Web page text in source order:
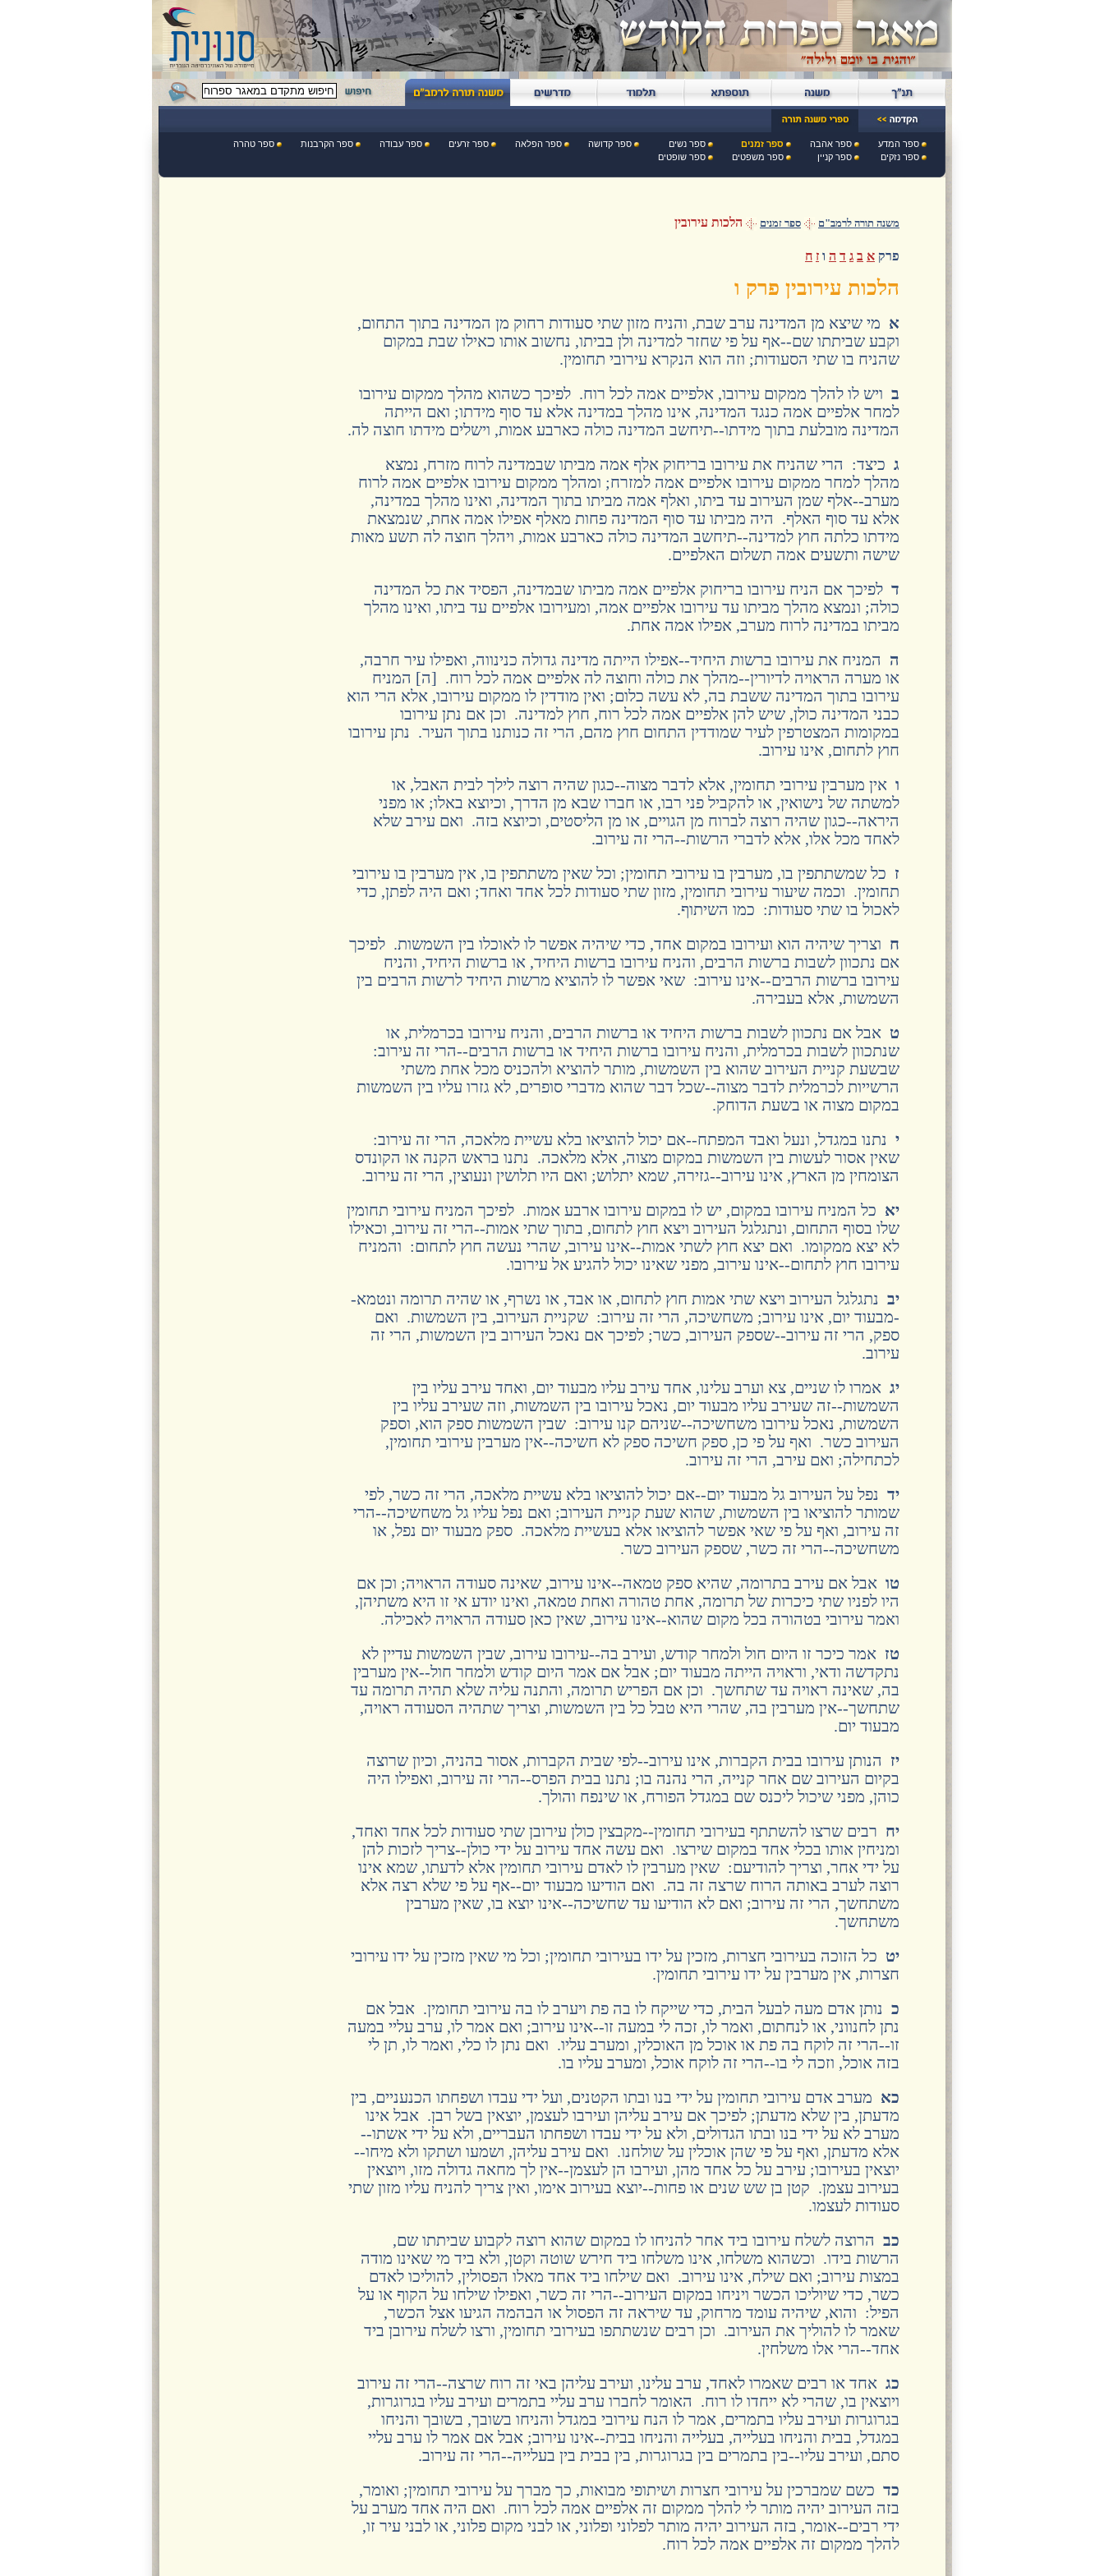
ספר המדע ספר אהבה ספר זמנים ספר נשים ספר קדושה ספר הפלאה ספר זרעים ספר עבודה ספר הקרבנות
ספר טהרה
ספר נזקים
ספר קניין ספר משפטים ספר שופטים
משנה תורה לרמב"ם ספר זמנים הלכות עירובין
פרק א ב ג ד ה ו ז ח
הלכות עירובין פרק ו
א מי שיצא מן המדינה ערב שבת, והניח מזון שתי סעודות רחוק מן המדינה בתוך התחום,
וקבע שביתתו שם--אף על פי שחזר למדינה ולן בביתו, נחשוב אותו כאילו שבת במקום
שהניח בו שתי הסעודות; וזה הוא הנקרא עירובי תחומין.
ב ויש לו להלך ממקום עירובו, אלפיים אמה לכל רוח. לפיכך כשהוא מהלך ממקום עירובו
למחר אלפיים אמה כנגד המדינה, אינו מהלך במדינה אלא עד סוף מידתו; ואם הייתה
המדינה מובלעת בתוך מידתו--תיחשב המדינה כולה כארבע אמות, וישלים מידתו חוצה לה.
ג כיצד: הרי שהניח את עירובו בריחוק אלף אמה מביתו שבמדינה לרוח מזרח, נמצא
מהלך למחר ממקום עירובו אלפיים אמה למזרח; ומהלך ממקום עירובו אלפיים אמה לרוח
מערב--אלף שמן העירוב עד ביתו, ואלף אמה מביתו בתוך המדינה, ואינו מהלך במדינה,
אלא עד סוף האלף. היה מביתו עד סוף המדינה פחות מאלף אפילו אמה אחת, שנמצאת
מידתו כלתה חוץ למדינה--תיחשב המדינה כולה כארבע אמות, ויהלך חוצה לה תשע מאות
שישה ותשעים אמה תשלום האלפיים.
ד לפיכך אם הניח עירובו בריחוק אלפיים אמה מביתו שבמדינה, הפסיד את כל המדינה
כולה; ונמצא מהלך מביתו עד עירובו אלפיים אמה, ומעירובו אלפיים עד ביתו, ואינו מהלך
מביתו במדינה לרוח מערב, אפילו אמה אחת.
ה המניח את עירובו ברשות היחיד--אפילו הייתה מדינה גדולה כנינווה, ואפילו עיר חרבה,
או מערה הראויה לדיורין--מהלך את כולה וחוצה לה אלפיים אמה לכל רוח. [ה] המניח
עירובו בתוך המדינה ששבת בה, לא עשה כלום; ואין מודדין לו ממקום עירובו, אלא הרי הוא
כבני המדינה כולן, שיש להן אלפיים אמה לכל רוח, חוץ למדינה. וכן אם נתן עירובו
במקומות המצטרפין לעיר שמודדין התחום חוץ מהם, הרי זה כנותנו בתוך העיר. נתן עירובו
חוץ לתחום, אינו עירוב.
ו אין מערבין עירובי תחומין, אלא לדבר מצוה--כגון שהיה רוצה לילך לבית האבל, או
למשתה של נישואין, או להקביל פני רבו, או חברו שבא מן הדרך, וכיוצא באלו; או מפני
היראה--כגון שהיה רוצה לברוח מן הגויים, או מן הליסטים, וכיוצא בזה. ואם עירב שלא
לאחד מכל אלו, אלא לדברי הרשות--הרי זה עירוב.
ז כל שמשתתפין בו, מערבין בו עירובי תחומין; וכל שאין משתתפין בו, אין מערבין בו עירובי
תחומין. וכמה שיעור עירובי תחומין, מזון שתי סעודות לכל אחד ואחד; ואם היה לפתן, כדי
לאכול בו שתי סעודות: כמו השיתוף.
ח וצריך שיהיה הוא ועירובו במקום אחד, כדי שיהיה אפשר לו לאוכלו בין השמשות. לפיכך
אם נתכוון לשבות ברשות הרבים, והניח עירובו ברשות היחיד, או ברשות היחיד, והניח
עירובו ברשות הרבים--אינו עירוב: שאי אפשר לו להוציא מרשות היחיד לרשות הרבים בין
השמשות, אלא בעבירה.
ט אבל אם נתכוון לשבות ברשות היחיד או ברשות הרבים, והניח עירובו בכרמלית, או
שנתכוון לשבות בכרמלית, והניח עירובו ברשות היחיד או ברשות הרבים--הרי זה עירוב:
שבשעת קניית העירוב שהוא בין השמשות, מותר להוציא ולהכניס מכל אחת משתי
הרשייות לכרמלית לדבר מצוה--שכל דבר שהוא מדברי סופרים, לא גזרו עליו בין השמשות
במקום מצוה או בשעת הדוחק.
י נתנו במגדל, ונעל ואבד המפתח--אם יכול להוציאו בלא עשיית מלאכה, הרי זה עירוב:
שאין אסור לעשות בין השמשות במקום מצוה, אלא מלאכה. נתנו בראש הקנה או הקונדס
הצומחין מן הארץ, אינו עירוב--גזירה, שמא יתלוש; ואם היו תלושין ונעוצין, הרי זה עירוב.
יא כל המניח עירובו במקום, יש לו במקום עירובו ארבע אמות. לפיכך המניח עירובי תחומין
שלו בסוף התחום, ונתגלגל העירוב ויצא חוץ לתחום, בתוך שתי אמות--הרי זה עירוב, וכאילו
לא יצא ממקומו. ואם יצא חוץ לשתי אמות--אינו עירוב, שהרי נעשה חוץ לתחום: והמניח
עירובו חוץ לתחום--אינו עירוב, מפני שאינו יכול להגיע אל עירובו.
יב נתגלגל העירוב ויצא שתי אמות חוץ לתחום, או אבד, או נשרף, או שהיה תרומה ונטמא-
-מבעוד יום, אינו עירוב; משחשיכה, הרי זה עירוב: שקניית העירוב, בין השמשות. ואם
ספק, הרי זה עירוב--שספק העירוב, כשר; לפיכך אם נאכל העירוב בין השמשות, הרי זה
עירוב.
יג אמרו לו שניים, צא וערב עלינו, אחד עירב עליו מבעוד יום, ואחד עירב עליו בין
השמשות--זה שעירב עליו מבעוד יום, נאכל עירובו בין השמשות, וזה שעירב עליו בין
השמשות, נאכל עירובו משחשיכה--שניהם קנו עירוב: שבין השמשות ספק הוא, וספק
העירוב כשר. ואף על פי כן, ספק חשיכה ספק לא חשיכה--אין מערבין עירובי תחומין,
לכתחילה; ואם עירב, הרי זה עירוב.
יד נפל על העירוב גל מבעוד יום--אם יכול להוציאו בלא עשיית מלאכה, הרי זה כשר, לפי
שמותר להוציאו בין השמשות, שהוא שעת קניית העירוב; ואם נפל עליו גל משחשיכה--הרי
זה עירוב, ואף על פי שאי אפשר להוציאו אלא בעשיית מלאכה. ספק מבעוד יום נפל, או
משחשיכה--הרי זה כשר, שספק העירוב כשר.
טו אבל אם עירב בתרומה, שהיא ספק טמאה--אינו עירוב, שאינה סעודה הראויה; וכן אם
היו לפניו שתי כיכרות של תרומה, אחת טהורה ואחת טמאה, ואינו יודע אי זו היא משתיהן,
ואמר עירובי בטהורה בכל מקום שהוא--אינו עירוב, שאין כאן סעודה הראויה לאכילה.
טז אמר כיכר זו היום חול ולמחר קודש, ועירב בה--עירובו עירוב, שבין השמשות עדיין לא
נתקדשה ודאי, וראויה הייתה מבעוד יום; אבל אם אמר היום קודש ולמחר חול--אין מערבין
בה, שאינה ראויה עד שתחשך. וכן אם הפריש תרומה, והתנה עליה שלא תהיה תרומה עד
שתחשך--אין מערבין בה, שהרי היא טבל כל בין השמשות, וצריך שתהיה הסעודה ראויה,
מבעוד יום.
יז הנותן עירובו בבית הקברות, אינו עירוב--לפי שבית הקברות, אסור בהניה, וכיון שרוצה
בקיום העירוב שם אחר קנייה, הרי נהנה בו; נתנו בבית הפרס--הרי זה עירוב, ואפילו היה
כוהן, מפני שיכול ליכנס שם במגדל הפורח, או שינפח והולך.
יח רבים שרצו להשתתף בעירובי תחומין--מקבצין כולן עירובן שתי סעודות לכל אחד ואחד,
ומניחין אותו בכלי אחד במקום שירצו. ואם עשה אחד עירוב על ידי כולן--צריך לזכות להן
על ידי אחר, וצריך להודיעם: שאין מערבין לו לאדם עירובי תחומין אלא לדעתו, שמא אינו
רוצה לערב באותה הרוח שרצה זה בה. ואם הודיעו מבעוד יום--אף על פי שלא רצה אלא
משתחשך, הרי זה עירוב; ואם לא הודיעו עד שחשיכה--אינו יוצא בו, שאין מערבין
משתחשך.
יט כל הזוכה בעירובי חצרות, מזכין על ידו בעירובי תחומין; וכל מי שאין מזכין על ידו עירובי
חצרות, אין מערבין על ידו עירובי תחומין.
כ נותן אדם מעה לבעל הבית, כדי שייקח לו בה פת ויערב לו בה עירובי תחומין. אבל אם
נתן לחנווני, או לנחתום, ואמר לו, זכה לי במעה זו--אינו עירוב; ואם אמר לו, ערב עליי במעה
זו--הרי זה לוקח בה פת או אוכל מן האוכלין, ומערב עליו. ואם נתן לו כלי, ואמר לו, תן לי
בזה אוכל, וזכה לי בו--הרי זה לוקח אוכל, ומערב עליו בו.
כא מערב אדם עירובי תחומין על ידי בנו ובתו הקטנים, ועל ידי עבדו ושפחתו הכנעניים, בין
מדעתן, בין שלא מדעתן; לפיכך אם עירב עליהן ועירבו לעצמן, יוצאין בשל רבן. אבל אינו
מערב לא על ידי בנו ובתו הגדולים, ולא על ידי עבדו ושפחתו העבריים, ולא על ידי אשתו--
אלא מדעתן, ואף על פי שהן אוכלין על שולחנו. ואם עירב עליהן, ושמעו ושתקו ולא מיחו--
יוצאין בעירובו; עירב על כל אחד מהן, ועירבו הן לעצמן--אין לך מחאה גדולה מזו, ויוצאין
בעירוב עצמן. קטן בן שש שנים או פחות--יוצא בעירוב אימו, ואין צריך להניח עליו מזון שתי
סעודות לעצמו.
כב הרוצה לשלח עירובו ביד אחר להניחו לו במקום שהוא רוצה לקבוע שביתתו שם,
הרשות בידו. וכשהוא משלחו, אינו משלחו ביד חירש שוטה וקטן, ולא ביד מי שאינו מודה
במצות עירוב; ואם שילח, אינו עירוב. ואם שילחו ביד אחד מאלו הפסולין, להוליכו לאדם
כשר, כדי שיוליכו הכשר ויניחו במקום העירוב--הרי זה כשר, ואפילו שילחו על הקוף או על
הפיל: והוא, שיהיה עומד מרחוק, עד שיראה זה הפסול או הבהמה הגיעו אצל הכשר,
שאמר לו להוליך את העירוב. וכן רבים שנשתתפו בעירובי תחומין, ורצו לשלח עירובן ביד
אחד--הרי אלו משלחין.
כג אחד או רבים שאמרו לאחד, ערב עלינו, ועירב עליהן באי זה רוח שרצה--הרי זה עירוב
ויוצאין בו, שהרי לא ייחדו לו רוח. האומר לחברו ערב עליי בתמרים ועירב עליו בגרוגרות,
בגרוגרות ועירב עליו בתמרים, אמר לו הנח עירובי במגדל והניחו בשובך, בשובך והניחו
במגדל, בבית והניחו בעלייה, בעלייה והניחו בבית--אינו עירוב; אבל אם אמר לו ערב עליי
סתם, ועירב עליו--בין בתמרים בין בגרוגרות, בין בבית בין בעלייה--הרי זה עירוב.
כד כשם שמברכין על עירובי חצרות ושיתופי מבואות, כך מברך על עירובי תחומין; ואומר,
בזה העירוב יהיה מותר לי להלך ממקום זה אלפיים אמה לכל רוח. ואם היה אחד מערב על
ידי רבים--אומר, בזה העירוב יהיה מותר לפלוני ופלוני, או לבני מקום פלוני, או לבני עיר זו,
להלך ממקום זה אלפיים אמה לכל רוח.